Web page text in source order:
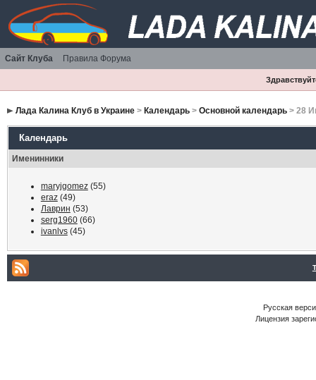
Сайт Клуба Правила Форума
Лада Калина Клуб в Украине> Календарь> Основной календарь> 28
Календарь
Именинники
maryjgomez(55)
eraz(49)
Лаврин (53)
serg1960(66)
ivanlvs(45)
Русская
Лицензия